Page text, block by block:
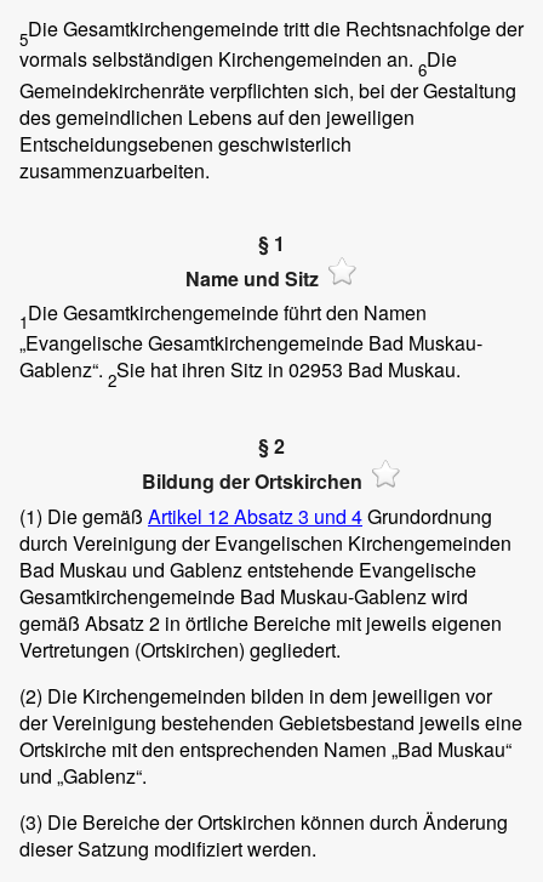
5Die Gesamtkirchengemeinde tritt die Rechtsnachfolge der
vormals selbständigen Kirchengemeinden an. 6Die
Gemeindekirchenräte verpflichten sich, bei der Gestaltung
des gemeindlichen Lebens auf den jeweiligen
Entscheidungsebenen geschwisterlich
zusammenzuarbeiten.
§ 1
Name und Sitz
1Die Gesamtkirchengemeinde führt den Namen
„Evangelische Gesamtkirchengemeinde Bad Muskau-
Gablenz“. 2Sie hat ihren Sitz in 02953 Bad Muskau.
§ 2
Bildung der Ortskirchen
(1) Die gemäß Artikel 12 Absatz 3 und 4Grundordnung
durch Vereinigung der Evangelischen Kirchengemeinden
Bad Muskau und Gablenz entstehende Evangelische
Gesamtkirchengemeinde Bad Muskau-Gablenz wird
gemäß Absatz 2 in örtliche Bereiche mit jeweils eigenen
Vertretungen (Ortskirchen) gegliedert.
(2) Die Kirchengemeinden bilden in dem jeweiligen vor
der Vereinigung bestehenden Gebietsbestand jeweils eine
Ortskirche mit den entsprechenden Namen „Bad Muskau“
und „Gablenz“.
(3) Die Bereiche der Ortskirchen können durch Änderung
dieser Satzung modifiziert werden.